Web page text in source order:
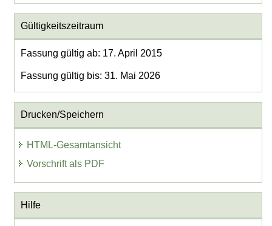
Gültigkeitszeitraum
Fassung gültig ab: 17. April 2015
Fassung gültig bis: 31. Mai 2026
Drucken/Speichern
HTML-Gesamtansicht
Vorschrift als PDF
Hilfe